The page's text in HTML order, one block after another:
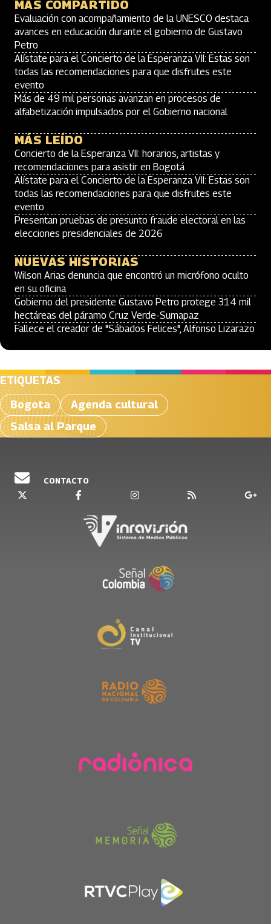
MÁS COMPARTIDO
Evaluación con acompañamiento de la UNESCO destaca
avances en educación durante el gobierno de Gustavo
Petro
Alístate para el Concierto de la Esperanza VII: Estas son
todas las recomendaciones para que disfrutes este
evento
Más de 49 mil personas avanzan en procesos de
alfabetización impulsados por el Gobierno nacional
MÁS LEÍDO
Concierto de la Esperanza VII: horarios, artistas y
recomendaciones para asistir en Bogotá
Alístate para el Concierto de la Esperanza VII: Estas son
todas las recomendaciones para que disfrutes este
evento
Presentan pruebas de presunto fraude electoral en las
elecciones presidenciales de 2026
NUEVAS HISTORIAS
Wilson Arias denuncia que encontró un micrófono oculto
en su oficina
Gobierno del presidente Gustavo Petro protege 314 mil
hectáreas del páramo Cruz Verde-Sumapaz
Fallece el creador de "Sábados Felices", Alfonso Lizarazo
ETIQUETAS
Bogota
Agenda cultural
Salsa al Parque
CONTACTO